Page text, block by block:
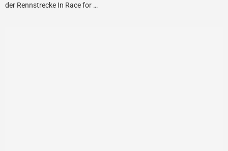
der Rennstrecke In Race for …